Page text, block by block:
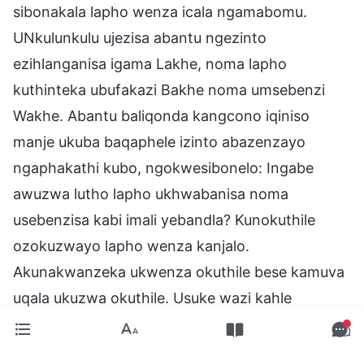
sibonakala lapho wenza icala ngamabomu.
UNkulunkulu ujezisa abantu ngezinto
ezihlanganisa igama Lakhe, noma lapho
kuthinteka ubufakazi Bakhe noma umsebenzi
Wakhe. Abantu baliqonda kangcono iqiniso
manje ukuba baqaphele izinto abazenzayo
ngaphakathi kubo, ngokwesibonelo: Ingabe
awuzwa lutho lapho ukhwabanisa noma
usebenzisa kabi imali yebandla? Kunokuthile
ozokuzwayo lapho wenza kanjalo.
Akunakwanzeka ukwenza okuthile bese kamuva
uqala ukuzwa okuthile. Usuke wazi kahle
enhliziyweni yakho lapho wenza izinto